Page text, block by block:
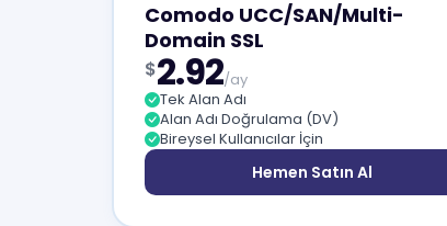
Comodo UCC/SAN/Multi-
Domain SSL
$2.92/ay
Tek Alan Adı
Alan Adı Doğrulama (DV)
Bireysel Kullanıcılar İçin
Hemen Satın Al